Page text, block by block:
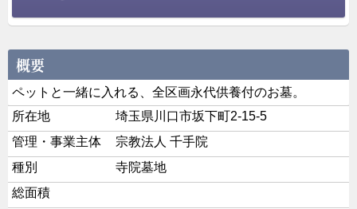
ペットと一緒に入れる、全区画永代供養付のお墓。
所在地
埼玉県川口市坂下町2-15-5
管理・事業主体
宗教法人 千手院
種別
寺院墓地
総面積